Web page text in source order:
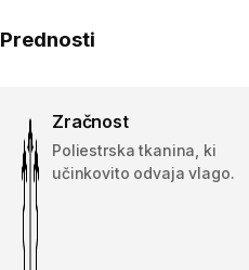
Prednosti
Zračnost
Poliestrska tkanina, ki
učinkovito odvaja vlago.